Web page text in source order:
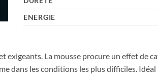
ENERGIE
La mousse procure un effet de
dans les conditions les plus difficiles.